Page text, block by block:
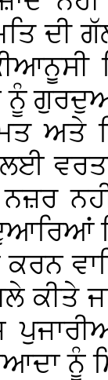
ਦੀ
ਨੂੰ
ਅਤੇ
ਕਰਨ
ਕੀਤੇ
ਨੂੰ